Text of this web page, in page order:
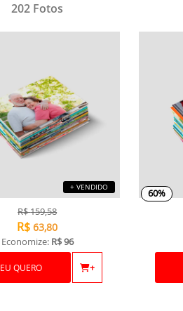
202 Fotos
+ VENDIDO
R$159,58
R$63,80
Economize: R$ 96
EU QUERO +
60%